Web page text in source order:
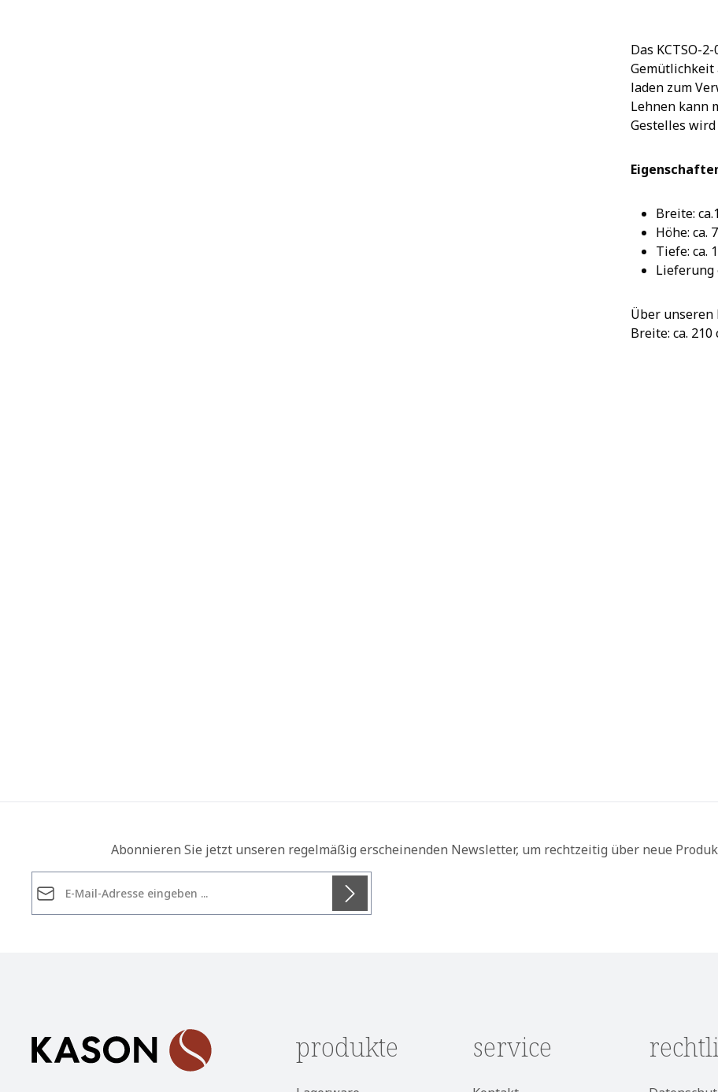
Das KCTSO-
Gemütlichkeit
laden zum
Lehnen kann
Gestelles
Breite:
Höhe: ca.
Tiefe: ca.
Lieferung
Über unseren
Breite: ca. 210
Abonnieren Sie jetzt unseren regelmäßig erscheinenden Newsletter, um rechtzeitig über neue
produkte service